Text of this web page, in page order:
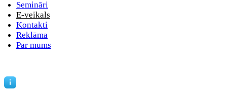
Semināri
E-veikals
Kontakti
Reklāma
Par mums